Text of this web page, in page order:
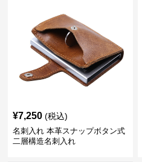
¥7,250 (税込)
名刺入れ 本革スナップボタン式
二層構造名刺入れ